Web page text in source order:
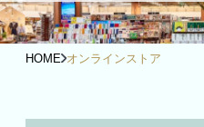
HOME オンラインストア